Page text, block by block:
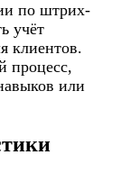
по штрих-
учёт
клиентов.
процесс,
или